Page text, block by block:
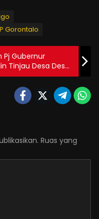
Gorontalo
Pj Gubernur
Tinjau Desa Desa
3 Meter di Tilango
Ruas yang